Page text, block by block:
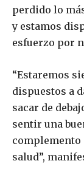
perdido lo
y estamos
esfuerzo por
“Estaremos
dispuestos a
sacar de
sentir una
complemento
salud”,